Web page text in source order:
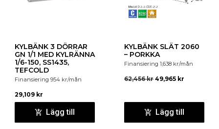
KYLBÄNK 3 DÖRRAR
GN 1/1 MED KYLRÄNNA
1/6-150, SS1435,
TEFCOLD
Finansiering 954 kr/mån
29,109 kr
Lägg till
KYLBÄNK SLÄT 2060
– PORKKA
Finansiering 1,638 kr/mån
62,456kr 49,965 kr
Lägg till